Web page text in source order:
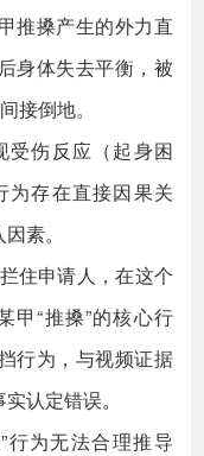
搡产生的外力直
身体失去平衡，被
接倒地。
伤反应（起身困
为存在直接因果关
素。
住申请人，在这个
甲“推搡”的核心行
行为，与视频证据
认定错误。
为无法合理推导